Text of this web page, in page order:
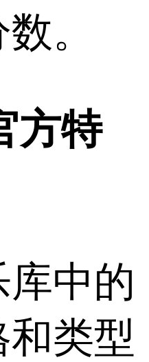
。
方特
中的
类型